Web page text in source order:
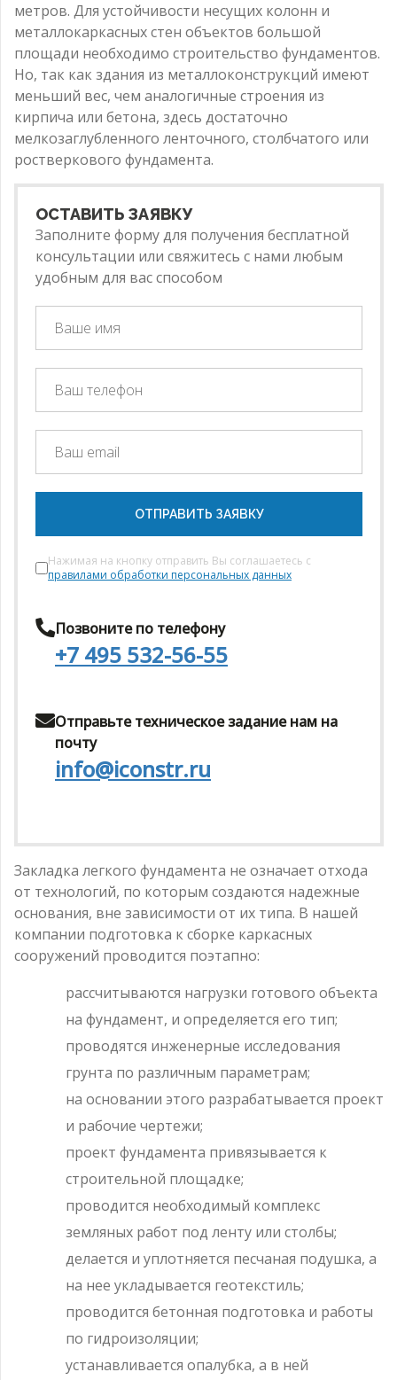
метров. Для устойчивости несущих колонн и
металлокаркасных стен объектов большой
площади необходимо строительство фундаментов.
Но, так как здания из металлоконструкций имеют
меньший вес, чем аналогичные строения из
кирпича или бетона, здесь достаточно
мелкозаглубленного ленточного, столбчатого или
ростверкового фундамента.
ОСТАВИТЬ ЗАЯВКУ
Заполните форму для получения бесплатной
консультации или свяжитесь с нами любым
удобным для вас способом
ОТПРАВИТЬ ЗАЯВКУ
Нажимая на кнопку отправить Вы соглашаетесь с
правилами обработки персональных данных
Позвоните по телефону
+7 495 532-56-55
Отправьте техническое задание нам на
почту
info@iconstr.ru
Закладка легкого фундамента не означает отхода
от технологий, по которым создаются надежные
основания, вне зависимости от их типа. В нашей
компании подготовка к сборке каркасных
сооружений проводится поэтапно:
рассчитываются нагрузки готового объекта
на фундамент, и определяется его тип;
проводятся инженерные исследования
грунта по различным параметрам;
на основании этого разрабатывается проект
и рабочие чертежи;
проект фундамента привязывается к
строительной площадке;
проводится необходимый комплекс
земляных работ под ленту или столбы;
делается и уплотняется песчаная подушка, а
на нее укладывается геотекстиль;
проводится бетонная подготовка и работы
по гидроизоляции;
устанавливается опалубка, а в ней